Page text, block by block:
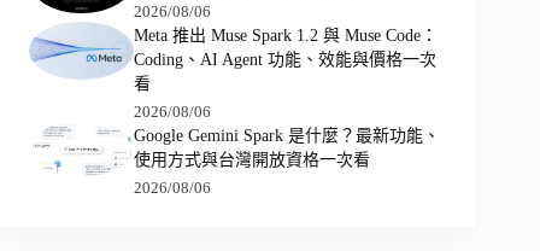
2026/08/06
Meta 推出 Muse Spark 1.2 與 Muse Code：
Coding、AI Agent 功能、效能與價格一次
看
2026/08/06
Google Gemini Spark 是什麼？最新功能、
使用方式與台灣開放資格一次看
2026/08/06